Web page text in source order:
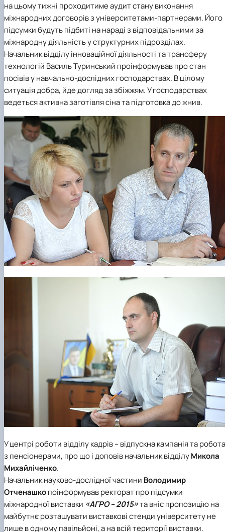
на цьому тижні проходитиме аудит стану виконання
міжнародних договорів з університетами-партнерами. Його
підсумки будуть підбиті на нараді з відповідальними за
міжнародну діяльність у структурних підрозділах.
Начальник відділу інноваційної діяльності та трансферу
технологій Василь Туринський проінформував про стан
посівів у навчально-дослідних господарствах. В цілому
ситуація добра, йде догляд за збіжжям. У господарствах
ведеться активна заготівля сіна та підготовка до жнив.
У центрі роботи відділу кадрів – відпускна кампанія та робота
з пенсіонерами, про що і доповів начальник відділуМикола
Михайліченко.
Начальник науково-дослідної частини Володимир
Отченашкопоінформував ректорат про підсумки
міжнародної виставки «АГРО – 2015»та вніс пропозицію на
майбутнє розташувати виставкові стенди університету не
лише в одному павільйоні, а на всій території виставки.